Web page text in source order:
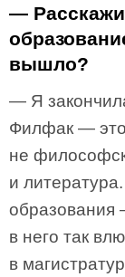
—
вышло?
— Я
Филфак —
не
и
в него так
в